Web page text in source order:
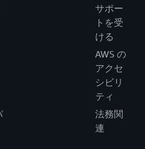
サポー
トを受
ける
AWS の
アクセ
シビリ
ティ
法務関
連